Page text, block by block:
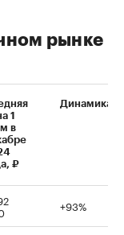
рынке
1
в
₽
Динамика
+93%